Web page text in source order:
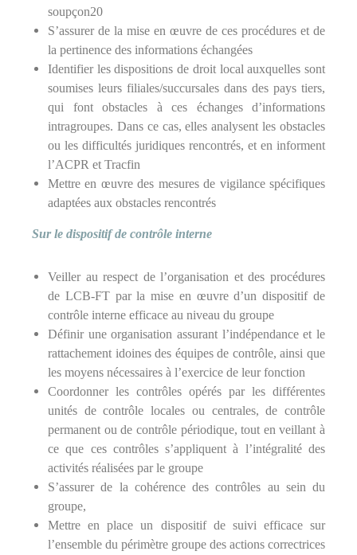
soupçon20
S’assurer de la mise en œuvre de ces procédures et de
la pertinence des informations échangées
Identifier les dispositions de droit local auxquelles sont
soumises leurs filiales/succursales dans des pays tiers,
qui font obstacles à ces échanges d’informations
intragroupes. Dans ce cas, elles analysent les obstacles
ou les difficultés juridiques rencontrés, et en informent
l’ACPR et Tracfin
Mettre en œuvre des mesures de vigilance spécifiques
adaptées aux obstacles rencontrés
Sur le dispositif de contrôle interne
Veiller au respect de l’organisation et des procédures
de LCB-FT par la mise en œuvre d’un dispositif de
contrôle interne efficace au niveau du groupe
Définir une organisation assurant l’indépendance et le
rattachement idoines des équipes de contrôle, ainsi que
les moyens nécessaires à l’exercice de leur fonction
Coordonner les contrôles opérés par les différentes
unités de contrôle locales ou centrales, de contrôle
permanent ou de contrôle périodique, tout en veillant à
ce que ces contrôles s’appliquent à l’intégralité des
activités réalisées par le groupe
S’assurer de la cohérence des contrôles au sein du
groupe,
Mettre en place un dispositif de suivi efficace sur
l’ensemble du périmètre groupe des actions correctrices